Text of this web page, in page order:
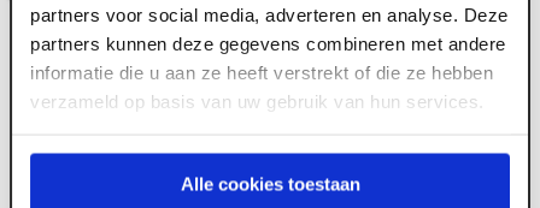
partners voor social media, adverteren en analyse. Deze
partners kunnen deze gegevens combineren met andere
informatie die u aan ze heeft verstrekt of die ze hebben
verzameld op basis van uw gebruik van hun services.
Alle cookies toestaan
Karcher deurkruk Corfu
op rond rozet Zwart